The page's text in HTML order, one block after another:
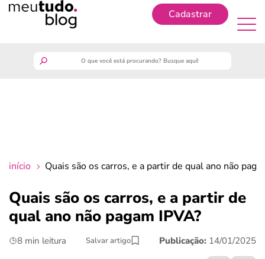
Cadastrar
crédito fácil
últimas notícias
início Quais são os carros, e a partir de qual ano não
Quais são os carros, e a partir de
qual ano não pagam IPVA?
8 min leitura Salvar artigo Publicação: 14/01/2025